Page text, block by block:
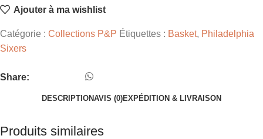
Ajouter à ma wishlist
Catégorie : Collections P&P Étiquettes : Basket, Philadelphia
Sixers
Share:
DESCRIPTIONAVIS (0)EXPÉDITION & LIVRAISON
Produits similaires